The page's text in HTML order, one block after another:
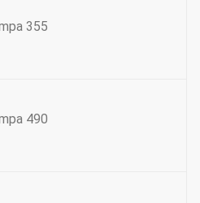
355
490